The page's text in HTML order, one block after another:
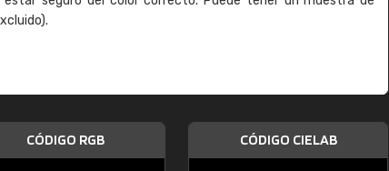
CÓDIGO RGB CÓDIGO CIELAB
"Buen servicio. No obstante No es fácil
encontrar/comprar lo que se busca"